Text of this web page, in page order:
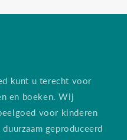
kunt u terecht voor
en boeken. Wij
voor kinderen
geproduceerd